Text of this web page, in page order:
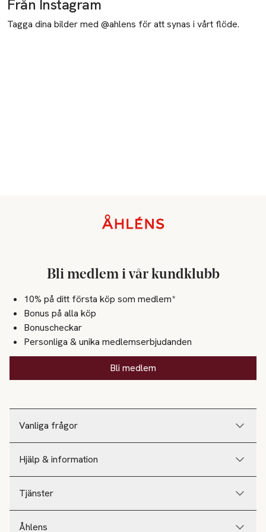
Från Instagram
Tagga dina bilder med @ahlens för att synas i vårt flöde.
Vanliga frågor
Hjälp & information
Tjänster
Åhlens
Bli medlem i vår kundklubb
10% på ditt första köp som medlem*
Bonus på alla köp
Bonuscheckar
Personliga & unika medlemserbjudanden
Bli medlem